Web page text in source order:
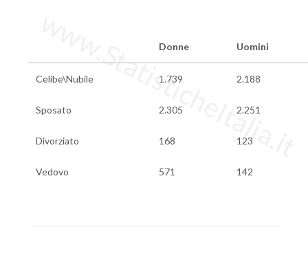
Donne Uomini
Celibe\Nubile 1.739 2.188
Sposato 2.305 2.251
Divorziato 168 123
Vedovo 571 142
www.StatisticheItalia.it